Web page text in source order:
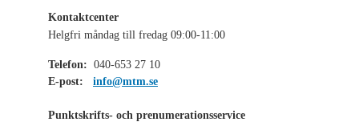
Kontaktcenter
Helgfri måndag till fredag 09:00-11:00
Telefon: 040-653 27 10
E-post:
info@mtm.se
Punktskrifts- och prenumerationsservice